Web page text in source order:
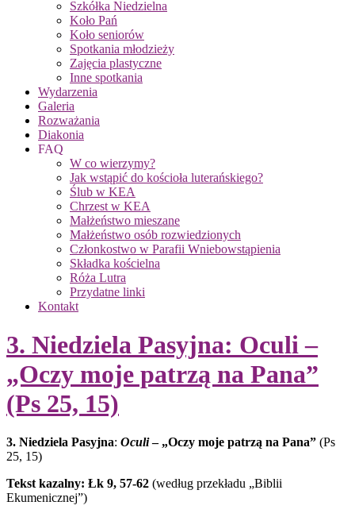
Szkółka Niedzielna
Koło Pań
Koło seniorów
Spotkania młodzieży
Zajęcia plastyczne
Inne spotkania
Wydarzenia
Galeria
Rozważania
Diakonia
FAQ
W co wierzymy?
Jak wstąpić do kościoła luterańskiego?
Ślub w KEA
Chrzest w KEA
Małżeństwo mieszane
Małżeństwo osób rozwiedzionych
Członkostwo w Parafii Wniebowstąpienia
Składka kościelna
Róża Lutra
Przydatne linki
Kontakt
3. Niedziela Pasyjna: Oculi –
„Oczy moje patrzą na Pana”
(Ps 25, 15)
3. Niedziela Pasyjna: Oculi– „Oczy moje patrzą na Pana” (Ps
25, 15)
Tekst kazalny: Łk 9, 57-62 (według przekładu „Biblii
Ekumenicznej”)